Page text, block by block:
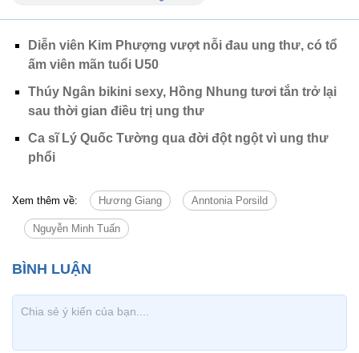
Diễn viên Kim Phượng vượt nỗi đau ung thư, có tổ
ấm viên mãn tuổi U50
Thúy Ngân bikini sexy, Hồng Nhung tươi tắn trở lại
sau thời gian điều trị ung thư
Ca sĩ Lý Quốc Tường qua đời đột ngột vì ung thư
phổi
Xem thêm về: Hương Giang Anntonia Porsild
Nguyễn Minh Tuấn